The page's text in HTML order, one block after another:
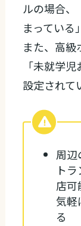
ルの場合、
まっている
また、高
「未就学
設定されて
周辺
ト
店可
気軽
る